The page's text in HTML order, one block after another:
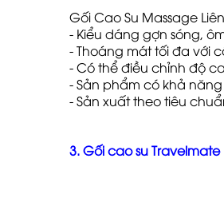
Gối Cao Su Massage
- Kiểu dáng gợn sóng,
- Thoáng mát tối đa với
- Có thể điều chỉnh độ
- Sản phẩm có khả
- Sản xuất theo tiêu
3. Gối cao su Travelmate